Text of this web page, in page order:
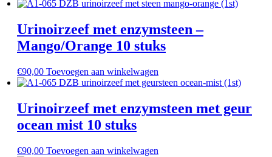
Urinoirzeef met enzymsteen –
Mango/Orange 10 stuks
€90,00 Toevoegen aan winkelwagen
Urinoirzeef met enzymsteen met geur
ocean mist 10 stuks
€90,00 Toevoegen aan winkelwagen